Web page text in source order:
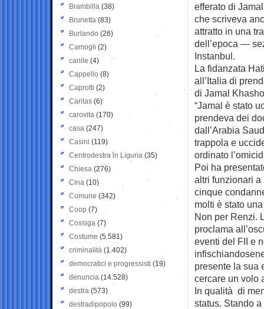
efferato di
che scriveva
attratto in una
dell’epoca —
Instanbul.
La fidanzata
all’Italia di
di Jamal
“Jamal è stato
prendeva dei
dall’Arabia
trappola e
ordinato
Poi ha
altri funzionari
cinque
molti è stato
Non per Renzi.
proclama
eventi del FII e
presente la sua
cercare un volo
In qualità di
status. Stando
Brambilla (38)
Brunetta (83)
Burlando (26)
Camogli (2)
canile (4)
Cappello (8)
Caprotti (2)
Caritas (6)
carovita (170)
casa (247)
Casini (119)
Centrodestra in Liguria (35)
Chiesa (276)
Cina (10)
Comune (342)
Coop (7)
Cossiga (7)
Costume (5.581)
criminalità (1.402)
democratici e progressisti (19)
denuncia (14.528)
destra (573)
destradipopolo (99)